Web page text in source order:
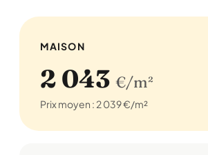
MAISON
2 043 €/m²
Prix moyen : 2 039 €/m²